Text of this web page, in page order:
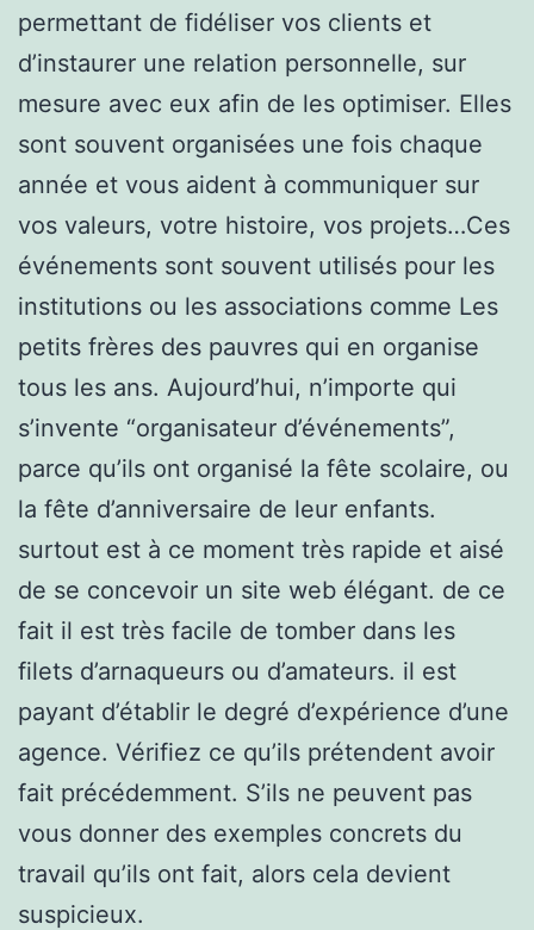
permettant de fidéliser vos clients et
d’instaurer une relation personnelle, sur
mesure avec eux afin de les optimiser. Elles
sont souvent organisées une fois chaque
année et vous aident à communiquer sur
vos valeurs, votre histoire, vos projets…Ces
événements sont souvent utilisés pour les
institutions ou les associations comme Les
petits frères des pauvres qui en organise
tous les ans. Aujourd’hui, n’importe qui
s’invente “organisateur d’événements”,
parce qu’ils ont organisé la fête scolaire, ou
la fête d’anniversaire de leur enfants.
surtout est à ce moment très rapide et aisé
de se concevoir un site web élégant. de ce
fait il est très facile de tomber dans les
filets d’arnaqueurs ou d’amateurs. il est
payant d’établir le degré d’expérience d’une
agence. Vérifiez ce qu’ils prétendent avoir
fait précédemment. S’ils ne peuvent pas
vous donner des exemples concrets du
travail qu’ils ont fait, alors cela devient
suspicieux.